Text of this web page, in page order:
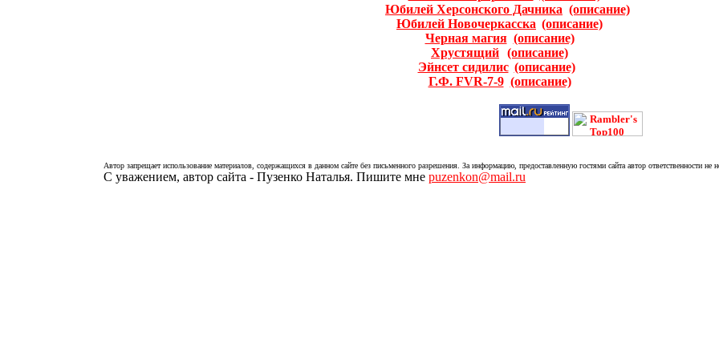
Юбилей Херсонского Дачника (описание)
Юбилей Новочеркасска (описание)
Черная магия (описание)
Хрустящий (описание)
Эйнсет сидилис (описание)
Г.Ф. FVR-7-9 (описание)
Автор запрещает использование материалов, содержащихся в данном сайте без письменного разрешения. За информацию, предоставленную гостями сайта автор ответственности не
С уважением, автор сайта - Пузенко Наталья. Пишите мне puzenkon@mail.ru